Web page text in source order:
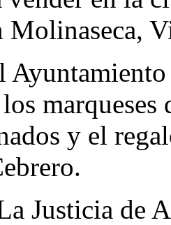
Molinaseca,
y el
Justicia de